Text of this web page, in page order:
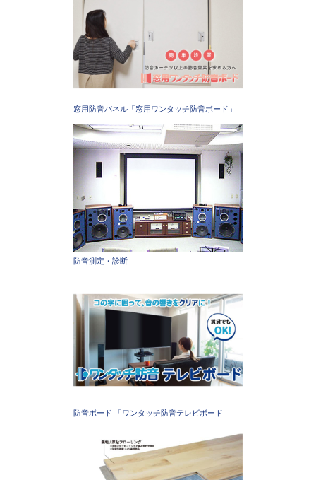
窓用防音パネル「窓用ワンタッチ防音ボード」
防音測定・診断
防音ボード 「ワンタッチ防音テレビボード」